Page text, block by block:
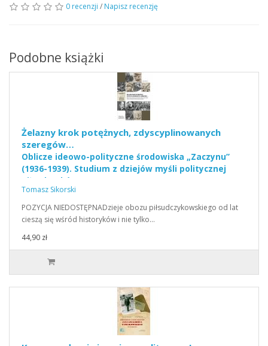
0 recenzji / Napisz recenzję
Podobne książki
Żelazny krok potężnych, zdyscyplinowanych
szeregów…
Oblicze ideowo-polityczne środowiska „Zaczynu”
(1936-1939). Studium z dziejów myśli politycznej
piłsudczyków.
Tomasz Sikorski
POZYCJA NIEDOSTĘPNADzieje obozu piłsudczykowskiego od lat
cieszą się wśród historyków i nie tylko…
44,90 zł